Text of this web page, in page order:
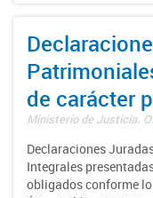
de carácter
Ministerio de Justicia.
Declaraciones
Integrales
obligados conforme